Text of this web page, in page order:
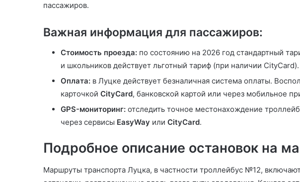
пассажиров.
Важная информация для пассажиров:
Стоимость проезда: по состоянию на 2026 год стандартный
и школьников действует льготный тариф (при наличии CityCard).
Оплата: в Луцке действует безналичная система оплаты.
карточкой CityCard, банковской картой или через мобильное
GPS-мониторинг: отследить точное местонахождение
через сервисы EasyWay или CityCard.
Подробное описание остановок на
Маршруты транспорта Луцка, в частности троллейбус №12,